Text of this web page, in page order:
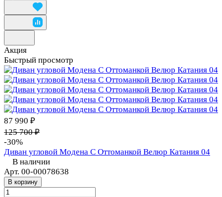
Акция
Быстрый просмотр
87 990 ₽
125 700 ₽
-30%
Диван угловой Модена С Оттоманкой Велюр Катания 04
В наличии
Арт. 00-00078638
В корзину